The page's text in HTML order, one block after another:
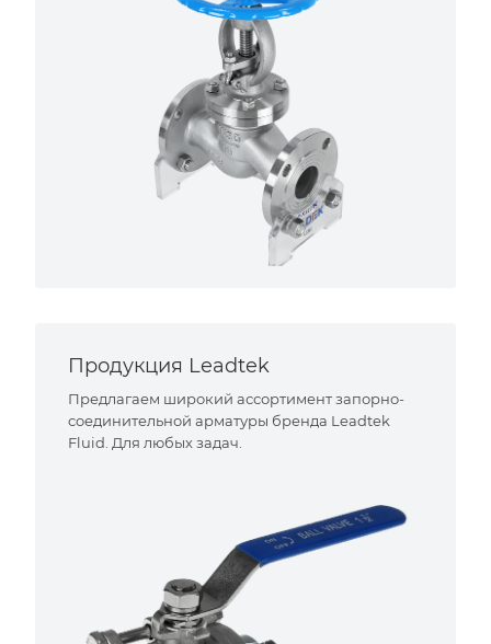
Продукция Leadtek
Предлагаем широкий ассортимент запорно-
соединительной арматуры бренда Leadtek
Fluid. Для любых задач.